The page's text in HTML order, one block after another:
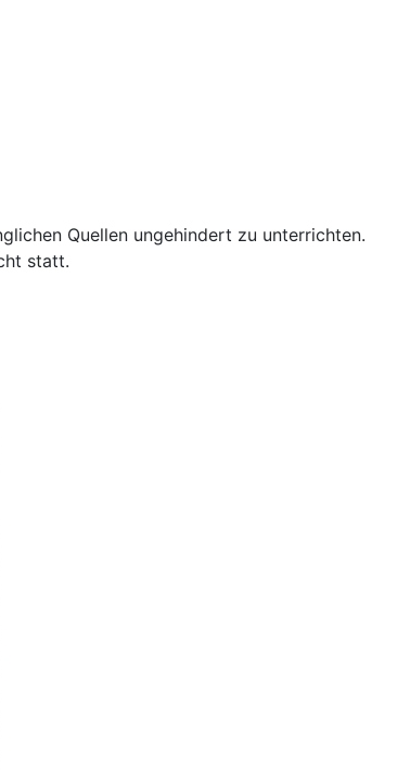
Quellen ungehindert zu unterrichten.
statt.